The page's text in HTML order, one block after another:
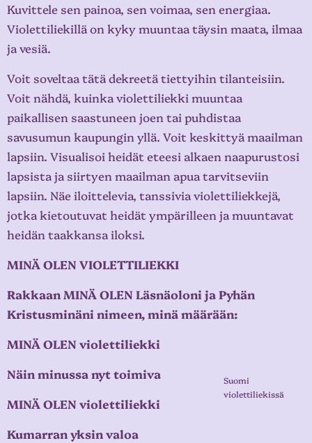
Kuvittele sen painoa, sen voimaa, sen energiaa.
Violettiliekillä on kyky muuntaa täysin maata, ilmaa
ja vesiä.
Voit soveltaa tätä dekreetä tiettyihin tilanteisiin.
Voit nähdä, kuinka violettiliekki muuntaa
paikallisen saastuneen joen tai puhdistaa
savusumun kaupungin yllä. Voit keskittyä maailman
lapsiin. Visualisoi heidät eteesi alkaen naapurustosi
lapsista ja siirtyen maailman apua tarvitseviin
lapsiin. Näe iloittelevia, tanssivia violettiliekkejä,
jotka kietoutuvat heidät ympärilleen ja muuntavat
heidän taakkansa iloksi.
MINÄ OLEN VIOLETTILIEKKI
Rakkaan MINÄ OLEN Läsnäoloni ja Pyhän
Kristusminäni nimeen, minä määrään:
Suomi
violettiliekissä
MINÄ OLEN violettiliekki
Näin minussa nyt toimiva
MINÄ OLEN violettiliekki
Kumarran yksin valoa